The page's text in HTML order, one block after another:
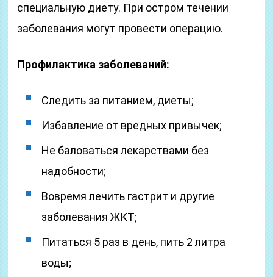
специальную диету. При остром течении
заболевания могут провести операцию.
Профилактика заболеваний:
Следить за питанием, диеты;
Избавление от вредных привычек;
Не баловаться лекарствами без
надобности;
Вовремя лечить гастрит и другие
заболевания ЖКТ;
Питаться 5 раз в день, пить 2 литра
воды;